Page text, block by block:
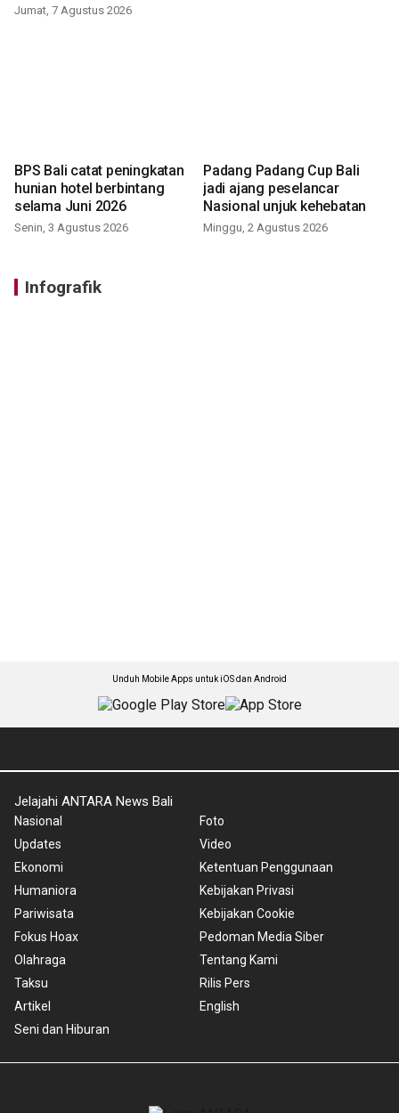
Jumat, 7 Agustus 2026
BPS Bali catat peningkatan
hunian hotel berbintang
selama Juni 2026
Senin, 3 Agustus 2026
Padang Padang Cup Bali
jadi ajang peselancar
Nasional unjuk kehebatan
Minggu, 2 Agustus 2026
Infografik
Unduh Mobile Apps untuk iOS dan Android
Jelajahi ANTARA News Bali
Nasional
Updates
Ekonomi
Humaniora
Pariwisata
Fokus Hoax
Olahraga
Taksu
Artikel
Seni dan Hiburan
Foto
Video
Ketentuan Penggunaan
Kebijakan Privasi
Kebijakan Cookie
Pedoman Media Siber
Tentang Kami
Rilis Pers
English